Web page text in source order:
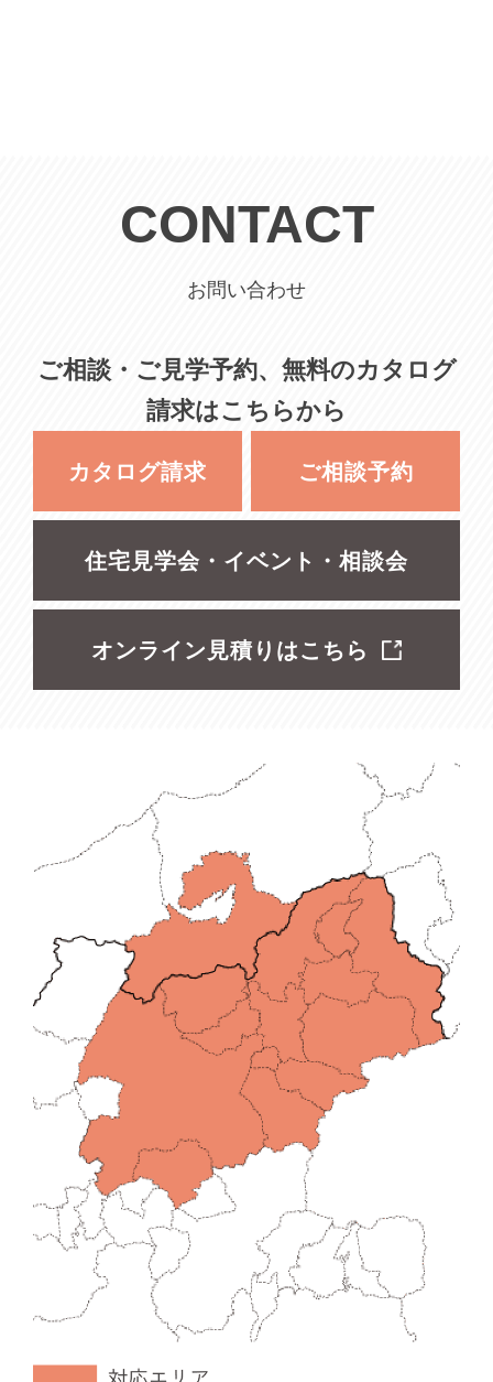
CONTACT
お問い合わせ
ご相談・ご見学予約、無料のカタログ
請求はこちらから
カタログ請求 ご相談予約
住宅見学会・イベント・相談会
オンライン見積りはこちら